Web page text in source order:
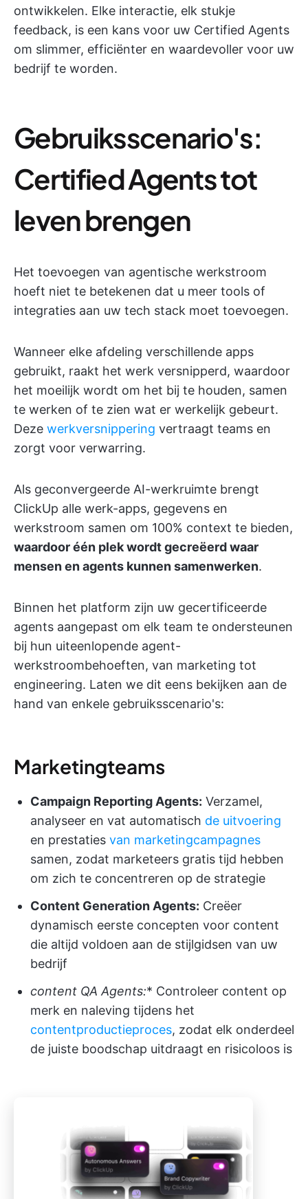
ontwikkelen. Elke interactie, elk stukje
feedback, is een kans voor uw Certified Agents
om slimmer, efficiënter en waardevoller voor uw
bedrijf te worden.
Gebruiksscenario's:
Certified Agents tot
leven brengen
Het toevoegen van agentische werkstroom
hoeft niet te betekenen dat u meer tools of
integraties aan uw tech stack moet toevoegen.
Wanneer elke afdeling verschillende apps
gebruikt, raakt het werk versnipperd, waardoor
het moeilijk wordt om het bij te houden, samen
te werken of te zien wat er werkelijk gebeurt.
Deze werkversnippering vertraagt teams en
zorgt voor verwarring.
Als geconvergeerde AI-werkruimte brengt
ClickUp alle werk-apps, gegevens en
werkstroom samen om 100% context te bieden,
waardoor één plek wordt gecreëerd waar
mensen en agents kunnen samenwerken.
Binnen het platform zijn uw gecertificeerde
agents aangepast om elk team te ondersteunen
bij hun uiteenlopende agent-
werkstroombehoeften, van marketing tot
engineering. Laten we dit eens bekijken aan de
hand van enkele gebruiksscenario's:
Marketingteams
Campaign Reporting Agents: Verzamel,
analyseer en vat automatisch de uitvoering
en prestaties van marketingcampagnes
samen, zodat marketeers gratis tijd hebben
om zich te concentreren op de strategie
Content Generation Agents: Creëer
dynamisch eerste concepten voor content
die altijd voldoen aan de stijlgidsen van uw
bedrijf
content QA Agents:* Controleer content op
merk en naleving tijdens het
contentproductieproces, zodat elk onderdeel
de juiste boodschap uitdraagt en risicoloos is